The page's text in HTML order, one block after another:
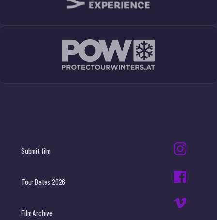
Submit film
Tour Dates 2026
Film Archive